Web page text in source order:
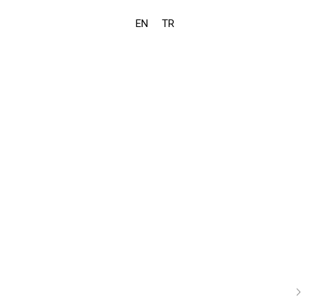
EN TR